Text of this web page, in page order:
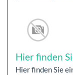
Hier finden
Hier finden Sie